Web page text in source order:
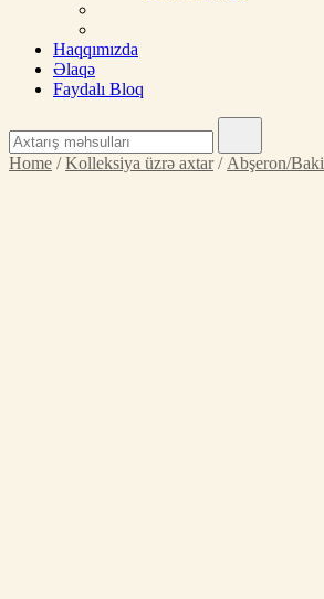
Haqqımızda
Əlaqə
Faydalı Bloq
for:
Home /Kolleksiya üzrə axtar/ Abşeron/Baki